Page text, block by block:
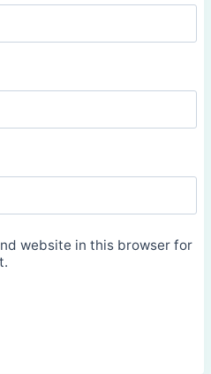
website in this browser for